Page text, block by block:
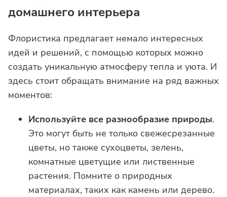
домашнего интерьера
Флористика предлагает немало интересных
идей и решений, с помощью которых можно
создать уникальную атмосферу тепла и уюта. И
здесь стоит обращать внимание на ряд важных
моментов:
Используйте все разнообразие природы.
Это могут быть не только свежесрезанные
цветы, но также сухоцветы, зелень,
комнатные цветущие или лиственные
растения. Помните о природных
материалах, таких как камень или дерево.